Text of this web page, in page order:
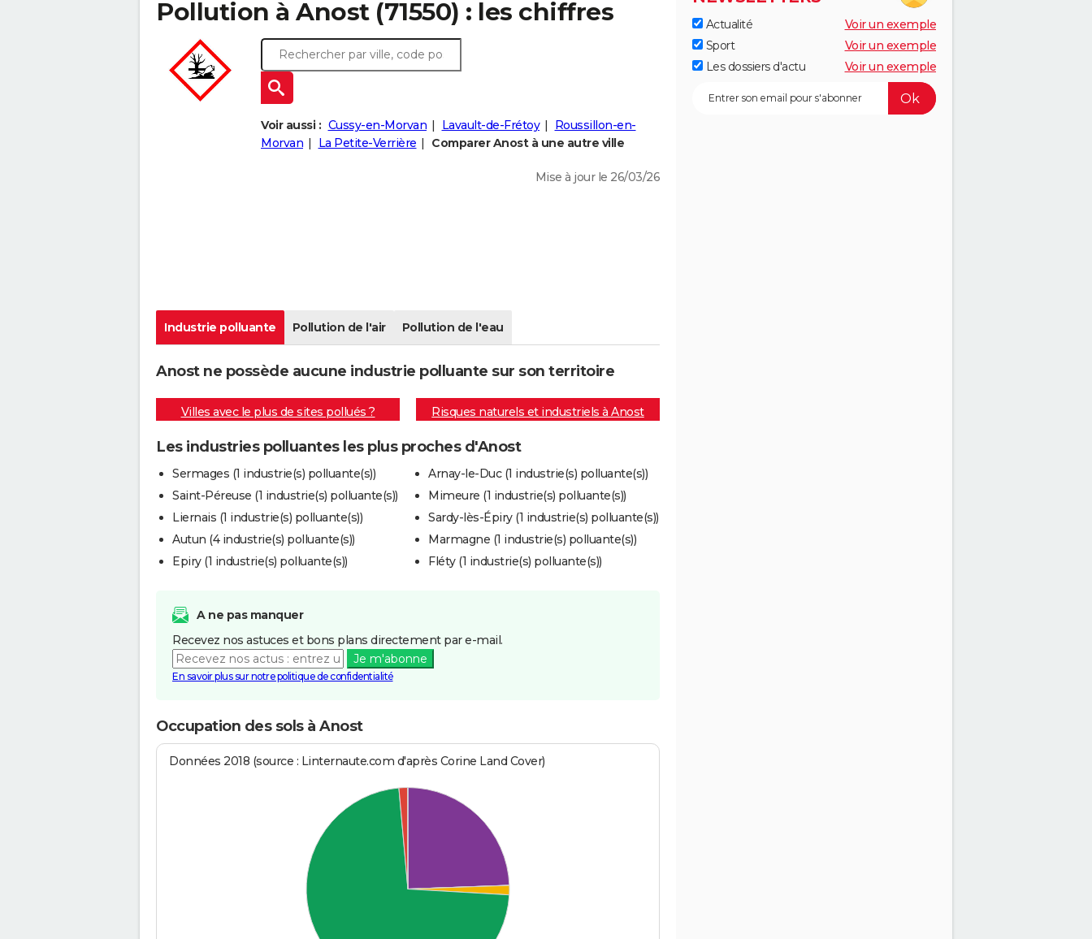
Pollution à Anost (71550) : les chiffres
Voir aussi : Cussy-en-Morvan Lavault-de-Frétoy
Roussillon-en-
Morvan
La Petite-Verrière Comparer Anost à une autre ville
Mise à jour le 26/03/26
Industrie polluante Pollution de l'air Pollution de l'eau
Anost ne possède aucune industrie polluante sur son territoire
Villes avec le plus de sites pollués ? Risques naturels et industriels à Anost
Les industries polluantes les plus proches d'Anost
Sermages (1 industrie(s) polluante(s))
Saint-Péreuse (1 industrie(s) polluante(s))
Liernais (1 industrie(s) polluante(s))
Autun (4 industrie(s) polluante(s))
Epiry (1 industrie(s) polluante(s))
Arnay-le-Duc (1 industrie(s) polluante(s))
Mimeure (1 industrie(s) polluante(s))
Sardy-lès-Épiry (1 industrie(s) polluante(s))
Marmagne (1 industrie(s) polluante(s))
Fléty (1 industrie(s) polluante(s))
A ne pas manquer
Recevez nos astuces et bons plans directement par e-mail.
Je m'abonne
En savoir plus sur notre politique de confidentialité
Occupation des sols à Anost
Données 2018 (source : Linternaute.com d'après Corine Land Cover)
Actualité
Voir un exemple
Sport
Voir un exemple
Les dossiers d'actu
Voir un exemple